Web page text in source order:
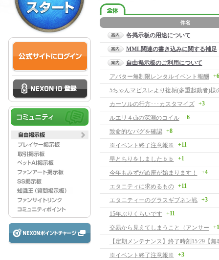
各掲示板の用途について
MML関連の書き込みに関する補足
自由掲示板のご利用について
アバター無制限レンタルイベント報酬
+6
5ちゃんマビスレより複垢(多重起動者)様
カーソルの行方･･･カスタマイズ
+3
ルエリ４chの深淵のコイル +6
致命的なバグを確認 +8
※イベント終了注意報※ +11
早とちりをしましたｂｂ +1
今年もみずがめ座が始まります！ +4
エタニティに求めるもの +11
エタニティーのグラスギブネン戦 +3
15年ぶりくらいです +11
交易から見えてしまうこと（アンサー
【定期メンテナンス】終了時刻15:29【無
※イベント終了注意報※
+3